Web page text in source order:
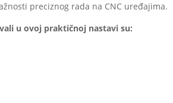
preciznog rada na CNC uređajima.
u ovoj praktičnoj nastavi su: